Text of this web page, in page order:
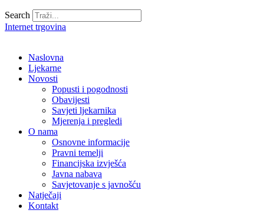
Search
Internet trgovina
Naslovna
Ljekarne
Novosti
Popusti i pogodnosti
Obavijesti
Savjeti ljekarnika
Mjerenja i pregledi
O nama
Osnovne informacije
Pravni temelji
Financijska izvješća
Javna nabava
Savjetovanje s javnošću
Natječaji
Kontakt